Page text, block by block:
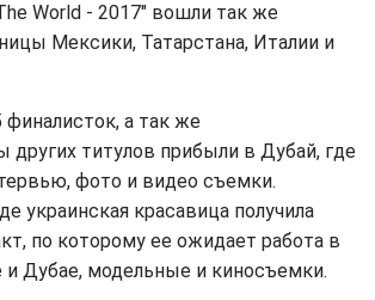
World - 2017" вошли так же
Мексики, Татарстана, Италии и
финалисток, а так же
других титулов прибыли в Дубай, где
фото и видео съемки.
украинская красавица получила
по которому ее ожидает работа в
и Дубае, модельные и киносъемки.